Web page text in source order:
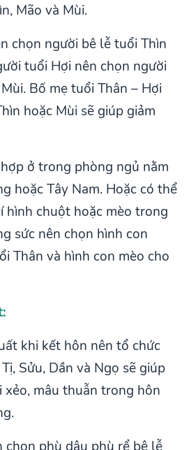
Mão và Mùi.
chọn người bê lễ tuổi Thìn
tuổi Hợi nên chọn người
Bố mẹ tuổi Thân – Hợi
hoặc Mùi sẽ giúp giảm
ở trong phòng ngủ nằm
hoặc Tây Nam. Hoặc có thể
hình chuột hoặc mèo trong
sức nên chọn hình con
Thân và hình con mèo cho
khi kết hôn nên tổ chức
Sửu, Dần và Ngọ sẽ giúp
mâu thuẫn trong hôn
chọn phù dâu phù rể bê lễ